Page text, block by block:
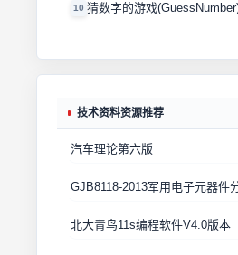
10 猜数字的游戏
技术资料资源推荐
汽车理论第六版
GJB8118-2013军用电子元器件
北大青鸟11s编程软件V4.0版本